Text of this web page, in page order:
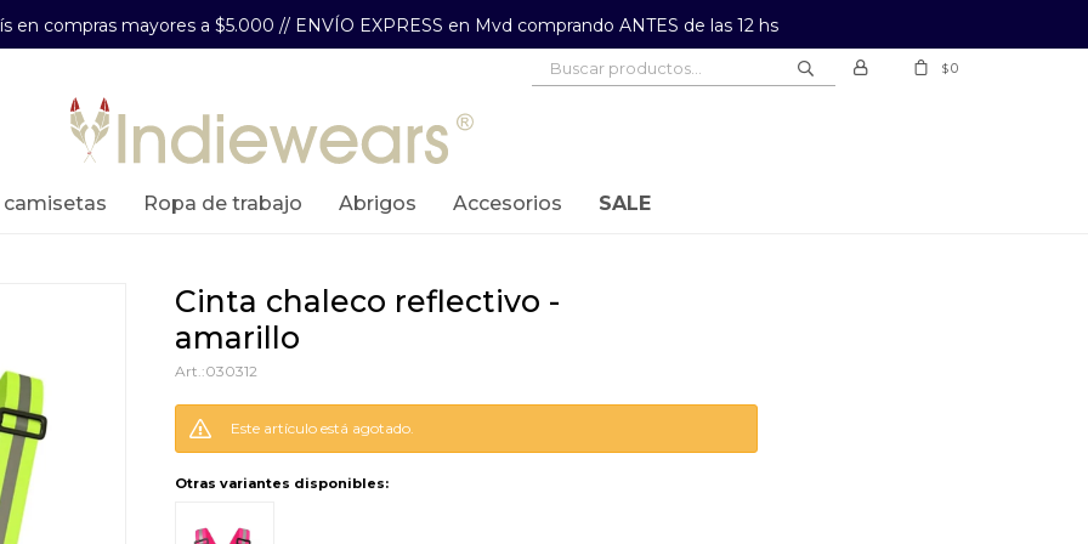
en compras mayores a $5.000 // ENVÍO EXPRESS en Mvd comprando ANTES de las 12 hs
camisetas ropa de trabajo abrigos accesorios SALE
$0
cinta chaleco reflectivo -
amarillo
030312
Este artículo está agotado.
Otras variantes disponibles: